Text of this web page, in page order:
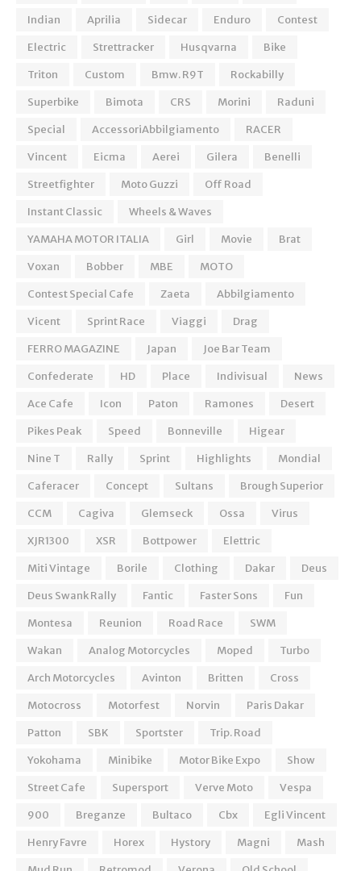
Indian
Aprilia Sidecar Enduro
Contest
Electric
Strettracker Husqvarna
Bike
Triton
Custom Bmw. R9T
Rockabilly
Superbike
Bimota CRS Morini
Raduni
Special
AccessoriAbbilgiamento
RACER
Vincent
Eicma Aerei Gilera
Benelli
Streetfighter
Moto Guzzi
Off Road
Instant Classic
Wheels & Waves
YAMAHA MOTOR ITALIA
Girl Movie
Brat
Voxan
Bobber MBE
MOTO
Contest Special Cafe
Zaeta
Abbilgiamento
Vicent
Sprint Race Viaggi
Drag
FERRO MAGAZINE
Japan
Joe Bar Team
Confederate
HD Place Indivisual
News
Ace Cafe
Icon Paton Ramones
Desert
Pikes Peak
Speed Bonneville
Higear
Nine T
Rally Sprint Highlights
Mondial
Caferacer
Concept Sultans
Brough Superior
CCM
Cagiva Glemseck Ossa
Virus
XJR1300
XSR Bottpower
Elettric
Miti Vintage
Borile Clothing Dakar
Deus
Deus Swank Rally
Fantic Faster Sons
Fun
Montesa
Reunion Road Race
SWM
Wakan
Analog Motorcycles Moped
Turbo
Arch Motorcycles
Avinton Britten
Cross
Motocross
Motorfest Norvin
Paris Dakar
Patton
SBK Sportster
Trip. Road
Yokohama
Minibike Motor Bike Expo
Show
Street Cafe
Supersport Verve Moto
Vespa
900
Breganze Bultaco Cbx
Egli Vincent
Henry Favre
Horex Hystory Magni
Mash